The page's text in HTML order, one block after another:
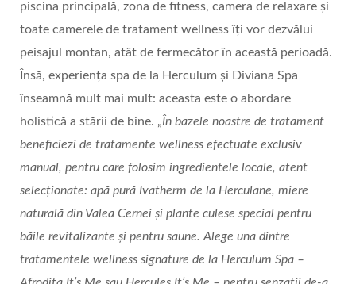
piscina principală, zona de fitness, camera de relaxare și
toate camerele de tratament wellness îți vor dezvălui
peisajul montan, atât de fermecător în această perioadă.
Însă, experiența spa de la Herculum și Diviana Spa
înseamnă mult mai mult: aceasta este o abordare
holistică a stării de bine. „În bazele noastre de tratament
beneficiezi de tratamente wellness efectuate exclusiv
manual, pentru care folosim ingredientele locale, atent
selecționate: apă pură Ivatherm de la Herculane, miere
naturală din Valea Cernei și plante culese special pentru
băile revitalizante și pentru saune. Alege una dintre
tratamentele wellness signature de la Herculum Spa –